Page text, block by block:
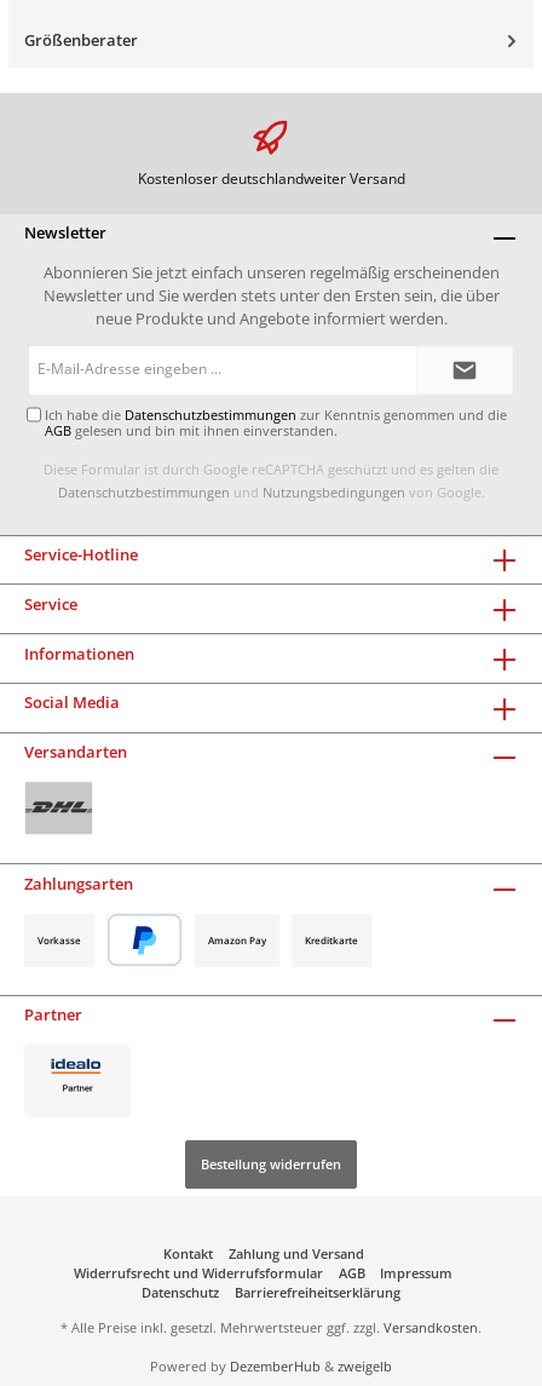
Größenberater
Kostenloser deutschlandweiter Versand
Newsletter
Abonnieren Sie jetzt einfach unseren regelmäßig erscheinenden
Newsletter und Sie werden stets unter den Ersten sein, die über
neue Produkte und Angebote informiert werden.
Ich habe die Datenschutzbestimmungen zur Kenntnis genommen und die
AGB gelesen und bin mit ihnen einverstanden.
Diese Formular ist durch Google reCAPTCHA geschützt und es gelten die
Datenschutzbestimmungen und Nutzungsbedingungen von Google.
Service-Hotline
Service
Informationen
Social Media
Versandarten
Zahlungsarten
Vorkasse Amazon Pay Kreditkarte
Partner
Bestellung widerrufen
Kontakt
Zahlung und Versand
Widerrufsrecht und Widerrufsformular
AGB
Impressum
Datenschutz
Barrierefreiheitserklärung
* Alle Preise inkl. gesetzl. Mehrwertsteuer ggf. zzgl. Versandkosten.
Powered by DezemberHub & zweigelb